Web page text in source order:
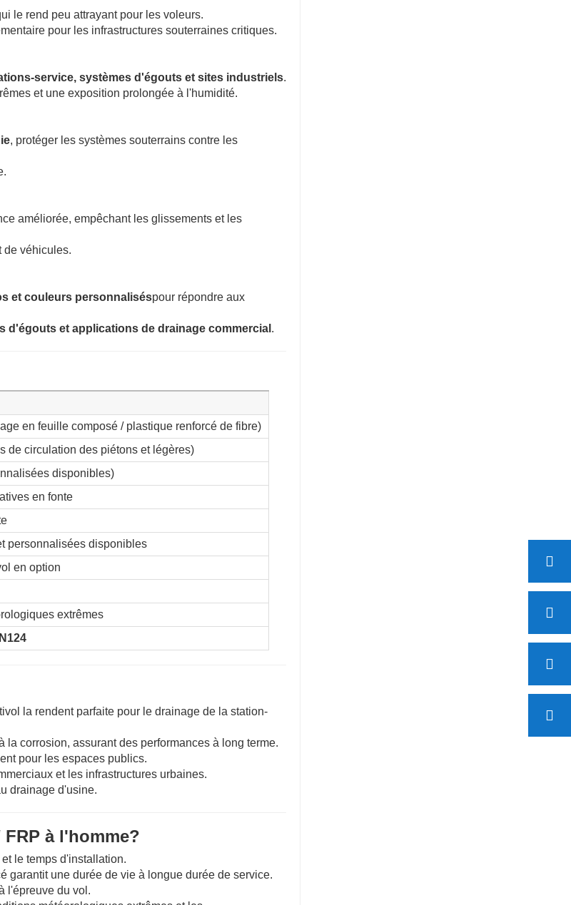
le rend peu attrayant pour les voleurs.
pour les infrastructures souterraines critiques.
service, systèmes d'égouts et sites industriels.
et une exposition prolongée à l'humidité.
, protéger les systèmes souterrains contre les
améliorée, empêchant les glissements et les
de véhicules.
et couleurs personnaliséspour répondre aux
et applications de drainage commercial .
en feuille composé / plastique renforcé de fibre)
de circulation des piétons et légères)
disponibles)
en fonte
personnalisées disponibles
en option
extrêmes
la rendent parfaite pour le drainage de la station-
la corrosion, assurant des performances à long terme.
pour les espaces publics.
et les infrastructures urbaines.
drainage d'usine.
à l'homme?
le temps d'installation.
garantit une durée de vie à longue durée de service.
l'épreuve du vol.